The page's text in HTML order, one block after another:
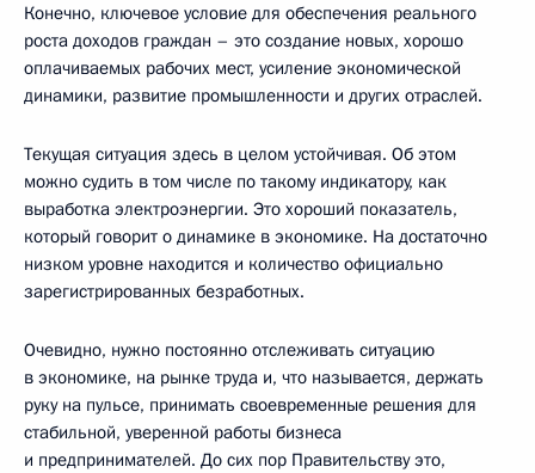
Конечно, ключевое условие для обеспечения реального
роста доходов граждан – это создание новых, хорошо
оплачиваемых рабочих мест, усиление экономической
динамики, развитие промышленности и других отраслей.
Текущая ситуация здесь в целом устойчивая. Об этом
можно судить в том числе по такому индикатору, как
выработка электроэнергии. Это хороший показатель,
который говорит о динамике в экономике. На достаточно
низком уровне находится и количество официально
зарегистрированных безработных.
Очевидно, нужно постоянно отслеживать ситуацию
в экономике, на рынке труда и, что называется, держать
руку на пульсе, принимать своевременные решения для
стабильной, уверенной работы бизнеса
и предпринимателей. До сих пор Правительству это,